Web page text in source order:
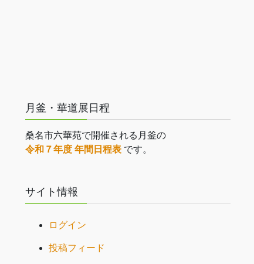
月釜・華道展日程
桑名市六華苑で開催される月釜の
令和７年度 年間日程表 です。
サイト情報
ログイン
投稿フィード